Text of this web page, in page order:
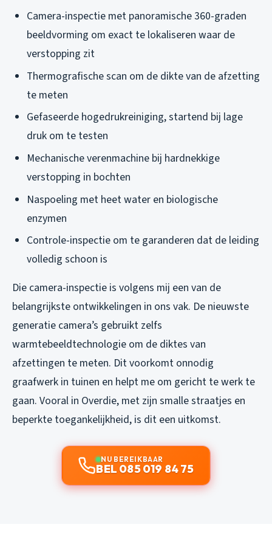
Camera-inspectie met panoramische 360-graden
beeldvorming om exact te lokaliseren waar de
verstopping zit
Thermografische scan om de dikte van de afzetting
te meten
Gefaseerde hogedrukreiniging, startend bij lage
druk om te testen
Mechanische verenmachine bij hardnekkige
verstopping in bochten
Naspoeling met heet water en biologische
enzymen
Controle-inspectie om te garanderen dat de leiding
volledig schoon is
Die camera-inspectie is volgens mij een van de
belangrijkste ontwikkelingen in ons vak. De nieuwste
generatie camera’s gebruikt zelfs
warmtebeeldtechnologie om de diktes van
afzettingen te meten. Dit voorkomt onnodig
graafwerk in tuinen en helpt me om gericht te werk te
gaan. Vooral in Overdie, met zijn smalle straatjes en
beperkte toegankelijkheid, is dit een uitkomst.
NU BEREIKBAAR
BEL 085 019 84 75